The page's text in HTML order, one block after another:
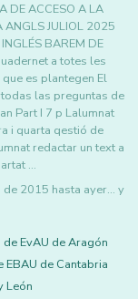
DE ACCESO A LA
ANGLS JULIOL 2025
BAREM DE
a totes les
es plantegen El
las preguntas de
Part I 7 p Lalumnat
i quarta qestió de
redactar un text a
…
2015 hasta ayer... y
de EvAU de Aragón
EBAU de Cantabria
León